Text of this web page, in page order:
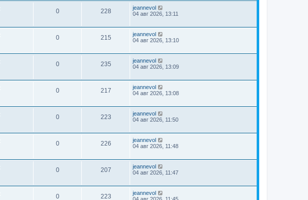
0 228
jeannevol
04 авг 2026, 13:11
0 215
jeannevol
04 авг 2026, 13:10
0 235
jeannevol
04 авг 2026, 13:09
0 217
jeannevol
04 авг 2026, 13:08
0 223
jeannevol
04 авг 2026, 11:50
0 226
jeannevol
04 авг 2026, 11:48
0 207
jeannevol
04 авг 2026, 11:47
0 223
jeannevol